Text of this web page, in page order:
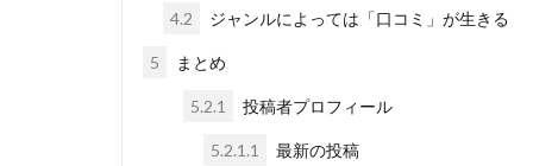
4.2 ジャンルによっては「口コミ」が生きる
5 まとめ
5.2.1 投稿者プロフィール
5.2.1.1 最新の投稿